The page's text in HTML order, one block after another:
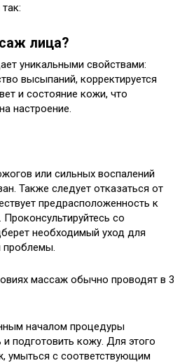
лица?
уникальными свойствами:
высыпаний, корректируется
и состояние кожи, что
настроение.
или сильных воспалений
Также следует отказаться от
предрасположенность к
со
необходимый уход для
проблемы.
массаж обычно проводят в 3
началом процедуры
подготовить кожу. Для этого
умыться с соответствующим